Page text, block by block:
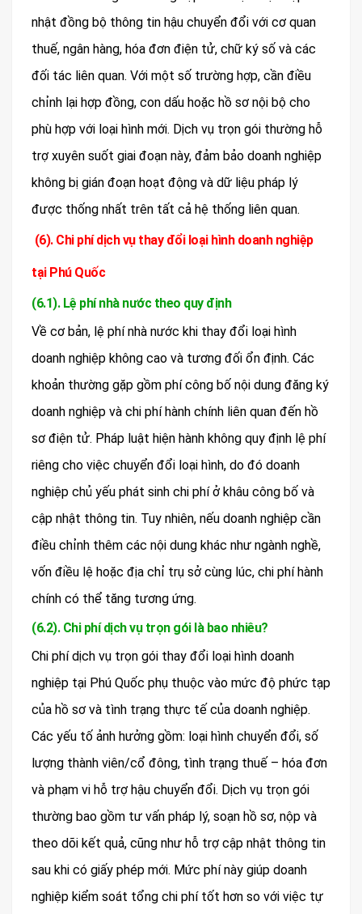
nhật đồng bộ thông tin hậu chuyển đổi với cơ quan
thuế, ngân hàng, hóa đơn điện tử, chữ ký số và các
đối tác liên quan. Với một số trường hợp, cần điều
chỉnh lại hợp đồng, con dấu hoặc hồ sơ nội bộ cho
phù hợp với loại hình mới. Dịch vụ trọn gói thường hỗ
trợ xuyên suốt giai đoạn này, đảm bảo doanh nghiệp
không bị gián đoạn hoạt động và dữ liệu pháp lý
được thống nhất trên tất cả hệ thống liên quan.
(6). Chi phí dịch vụ thay đổi loại hình doanh nghiệp
tại Phú Quốc
(6.1). Lệ phí nhà nước theo quy định
Về cơ bản, lệ phí nhà nước khi thay đổi loại hình
doanh nghiệp không cao và tương đối ổn định. Các
khoản thường gặp gồm phí công bố nội dung đăng ký
doanh nghiệp và chi phí hành chính liên quan đến hồ
sơ điện tử. Pháp luật hiện hành không quy định lệ phí
riêng cho việc chuyển đổi loại hình, do đó doanh
nghiệp chủ yếu phát sinh chi phí ở khâu công bố và
cập nhật thông tin. Tuy nhiên, nếu doanh nghiệp cần
điều chỉnh thêm các nội dung khác như ngành nghề,
vốn điều lệ hoặc địa chỉ trụ sở cùng lúc, chi phí hành
chính có thể tăng tương ứng.
(6.2). Chi phí dịch vụ trọn gói là bao nhiêu?
Chi phí dịch vụ trọn gói thay đổi loại hình doanh
nghiệp tại Phú Quốc phụ thuộc vào mức độ phức tạp
của hồ sơ và tình trạng thực tế của doanh nghiệp.
Các yếu tố ảnh hưởng gồm: loại hình chuyển đổi, số
lượng thành viên/cổ đông, tình trạng thuế – hóa đơn
và phạm vi hỗ trợ hậu chuyển đổi. Dịch vụ trọn gói
thường bao gồm tư vấn pháp lý, soạn hồ sơ, nộp và
theo dõi kết quả, cũng như hỗ trợ cập nhật thông tin
sau khi có giấy phép mới. Mức phí này giúp doanh
nghiệp kiểm soát tổng chi phí tốt hơn so với việc tự